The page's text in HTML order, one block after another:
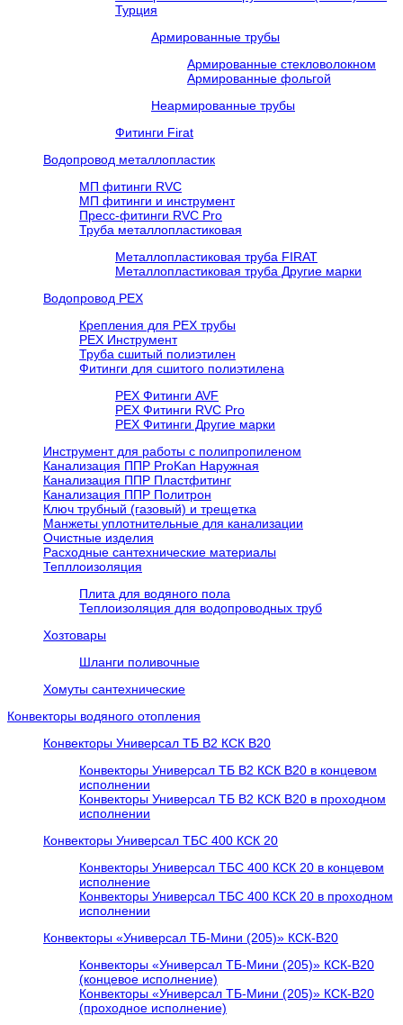
Турция
Армированные трубы
Армированные стекловолокном
Армированные фольгой
Неармированные трубы
Фитинги Firat
Водопровод металлопластик
МП фитинги RVC
МП фитинги и инструмент
Пресс-фитинги RVC Pro
Труба металлопластиковая
Металлопластиковая труба FIRAT
Металлопластиковая труба Другие марки
Водопровод РЕХ
Крепления для РЕХ трубы
РЕХ Инструмент
Труба сшитый полиэтилен
Фитинги для сшитого полиэтилена
PEX Фитинги AVF
РЕХ Фитинги RVC Pro
РЕХ Фитинги Другие марки
Инструмент для работы с полипропиленом
Канализация ППР ProKan Наружная
Канализация ППР Пластфитинг
Канализация ППР Политрон
Ключ трубный (газовый) и трещетка
Манжеты уплотнительные для канализации
Очистные изделия
Расходные сантехнические материалы
Тепллоизоляция
Плита для водяного пола
Теплоизоляция для водопроводных труб
Хозтовары
Шланги поливочные
Хомуты сантехнические
Конвекторы водяного отопления
Конвекторы Универсал ТБ В2 КСК В20
Конвекторы Универсал ТБ В2 КСК В20 в концевом
исполнении
Конвекторы Универсал ТБ В2 КСК В20 в проходном
исполнении
Конвекторы Универсал ТБС 400 КСК 20
Конвекторы Универсал ТБС 400 КСК 20 в концевом
исполнение
Конвекторы Универсал ТБС 400 КСК 20 в проходном
исполнении
Конвекторы «Универсал ТБ-Мини (205)» КСК-В20
Конвекторы «Универсал ТБ-Мини (205)» КСК-В20
(концевое исполнение)
Конвекторы «Универсал ТБ-Мини (205)» КСК-В20
(проходное исполнение)